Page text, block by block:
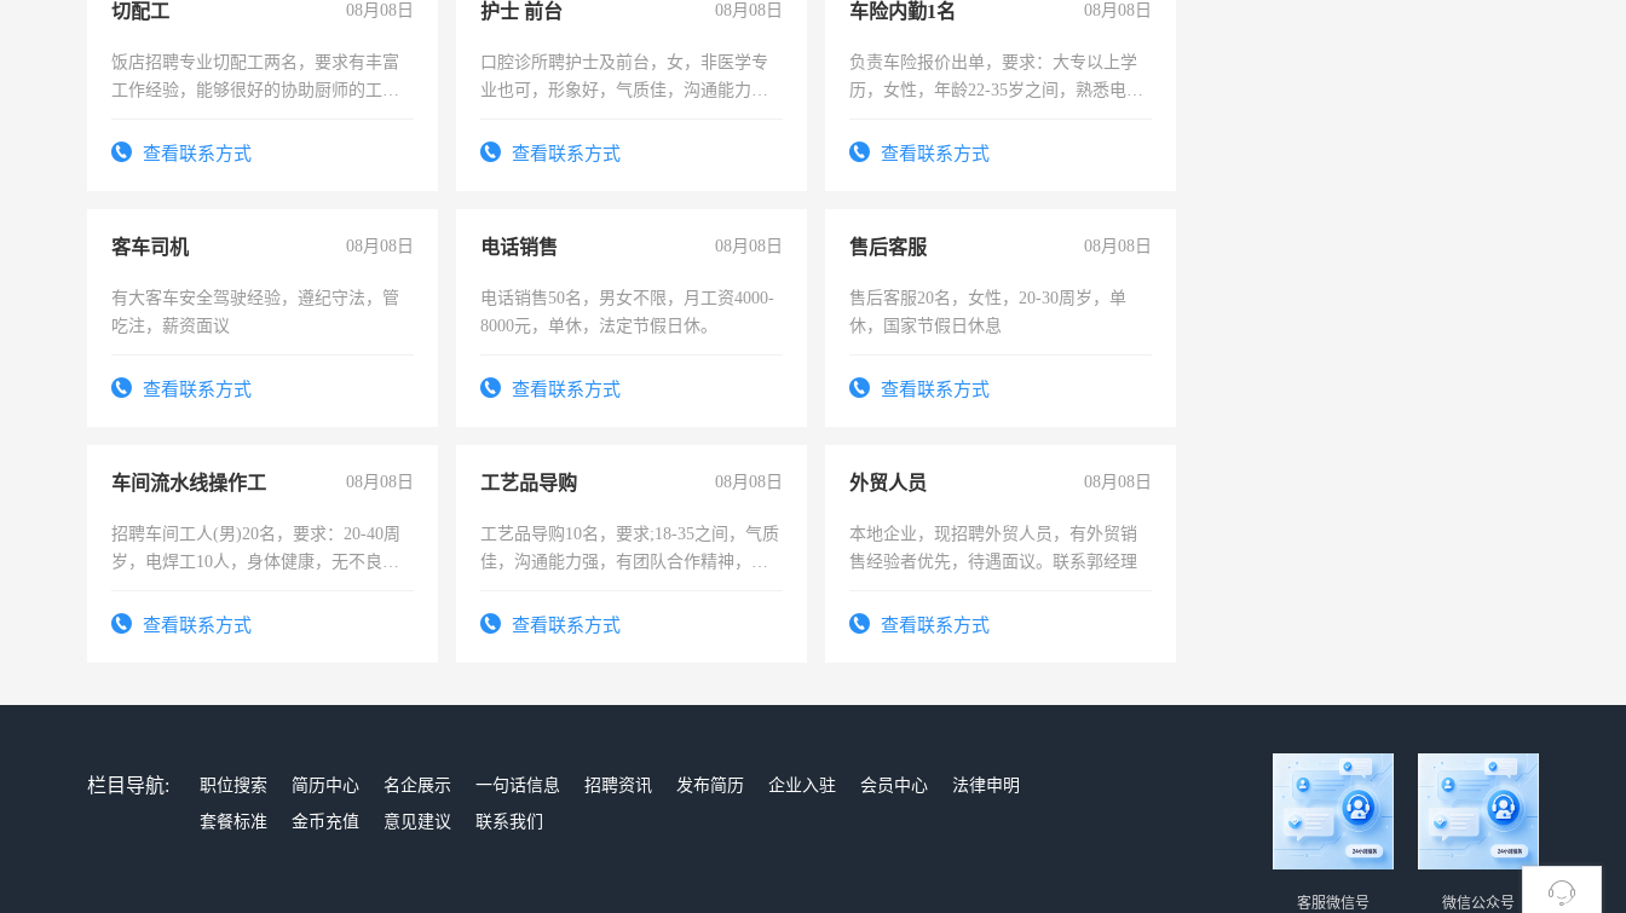
切配工 08月08日
饭店招聘专业切配工两名，要求有丰富
工作经验，能够很好的协助厨师的工
4500。查看联系方式
护士 前台 08月08日
口腔诊所聘护士及前台，女，非医学专
业也可，形象好，气质佳，沟通能力
查看联系方式
车险内勤1名 08月08日
负责车险报价出单，要求：大专以上学
历，女性，年龄22-35岁之间，熟悉电脑
试用期1-3个月，转正后交纳五险，
查看联系方式
客车司机 08月08日
有大客车安全驾驶经验，遵纪守法，管
吃注，薪资面议
查看联系方式
电话销售 08月08日
电话销售50名，男女不限，月工资4000-
8000元，单休，法定节假日休。
查看联系方式
售后客服 08月08日
售后客服20名，女性，20-30周岁，单
休，国家节假日休息
查看联系方式
车间流水线操作工 08月08日
招聘车间工人(男)20名，要求：20-40周
岁，电焊工10人，身体健康，无不良嗜
宿，免费发放劳保用品，两班倒，每月
查看联系方式
工艺品导购 08月08日
工艺品导购10名，要求;18-35之间，气质
佳，沟通能力强，有团队合作精神，有
查看联系方式
外贸人员 08月08日
本地企业，现招聘外贸人员，有外贸销
售经验者优先，待遇面议。联系郭经理
查看联系方式
栏目导航: 职位搜索 简历中心 名企展示 一句话信息 招聘资讯 发布简历 企业入驻 会员中心
法律申明
套餐标准
金币充值 意见建议 联系我们
微信公众号
客服微信号